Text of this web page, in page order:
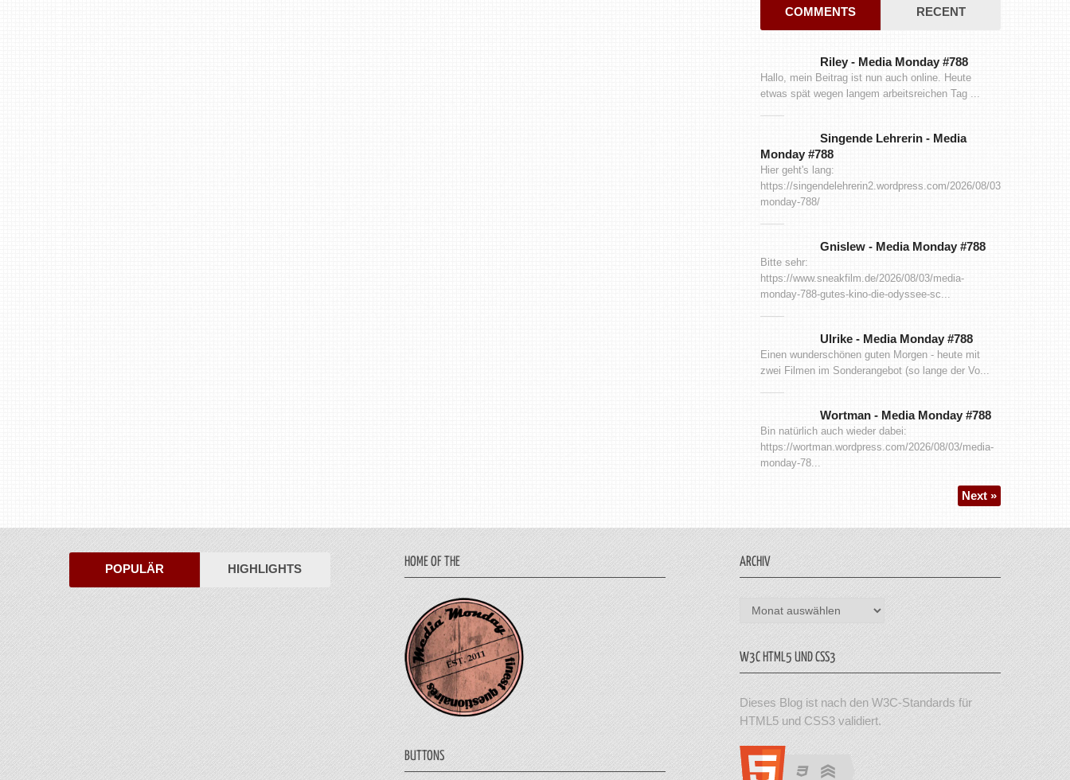
COMMENTS RECENT
Riley- Media Monday #788
Hallo, mein Beitrag ist nun auch online. Heute
etwas spät wegen langem arbeitsreichen Tag ...
Singende Lehrerin- Media
Monday #788
Hier geht's lang:
https://singendelehrerin2.wordpress.com/2026/08/03/media-
monday-788/
Gnislew- Media Monday #788
Bitte sehr:
https://www.sneakfilm.de/2026/08/03/media-
monday-788-gutes-kino-die-odyssee-sc...
Ulrike- Media Monday #788
Einen wunderschönen guten Morgen - heute mit
zwei Filmen im Sonderangebot (so lange der Vo...
Wortman- Media Monday #788
Bin natürlich auch wieder dabei:
https://wortman.wordpress.com/2026/08/03/media-
monday-78...
Next »
POPULÄR HIGHLIGHTS HOME OF THE
BUTTONS
ARCHIV
Archiv
W3C HTML5 UND CSS3
Dieses Blog ist nach den W3C-Standards für
HTML5 und CSS3 validiert.